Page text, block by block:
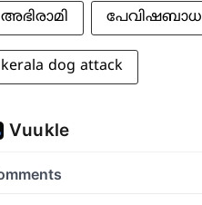
അഭിരാമി പേവിഷബാധ
kerala dog attack